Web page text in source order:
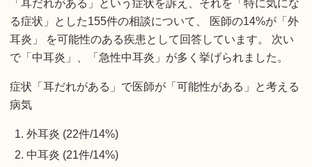
「耳だれがある」という症状を訴え、それを「特に気にな
る症状」とした155件の相談について、 医師の14%が「外
耳炎」 を可能性のある疾患として回答しています。 次い
で「中耳炎」、「急性中耳炎」が多く挙げられました。
症状「耳だれがある」で医師が「可能性がある」と考える
病気
外耳炎 (22件/14%)
中耳炎 (21件/14%)